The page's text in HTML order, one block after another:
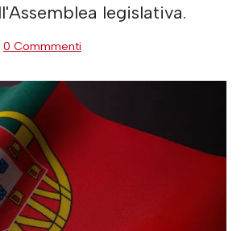
legislativa.
0 Commmenti